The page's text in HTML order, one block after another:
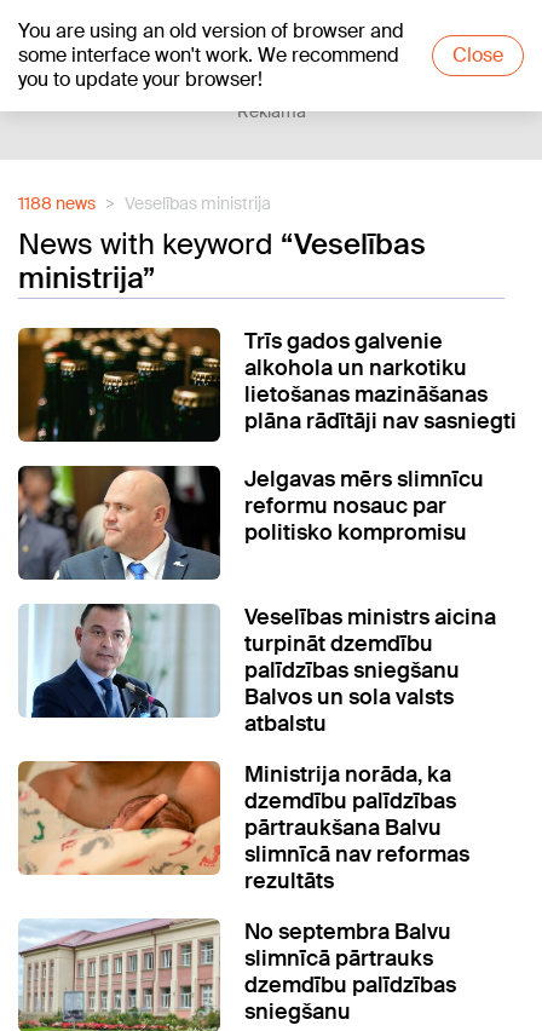
You are using an old version of browser and
some interface won't work. We recommend
you to update your browser!
Close
+18°C
Reklāma
1188 news Veselības ministrija
News with keyword “Veselības
ministrija”
Trīs gados galvenie
alkohola un narkotiku
lietošanas mazināšanas
plāna rādītāji nav sasniegti
Jelgavas mērs slimnīcu
reformu nosauc par
politisko kompromisu
Veselības ministrs aicina
turpināt dzemdību
palīdzības sniegšanu
Balvos un sola valsts
atbalstu
Ministrija norāda, ka
dzemdību palīdzības
pārtraukšana Balvu
slimnīcā nav reformas
rezultāts
No septembra Balvu
slimnīcā pārtrauks
dzemdību palīdzības
sniegšanu